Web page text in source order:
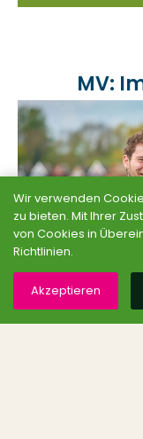
MV:
Wir verwenden
zu bieten. Mit Ihrer
von Cookies in
Richtlinien.
Akzeptieren